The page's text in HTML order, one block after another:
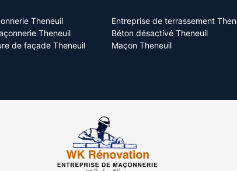
Theneuil
Theneuil
de façade Theneuil
Entreprise de terrassement
Béton désactivé Theneuil
Maçon Theneuil